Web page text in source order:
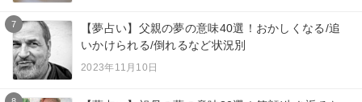
7
【夢占い】父親の夢の意味40選！おかしくなる/追
いかけられる/倒れるなど状況別
2023年11月10日